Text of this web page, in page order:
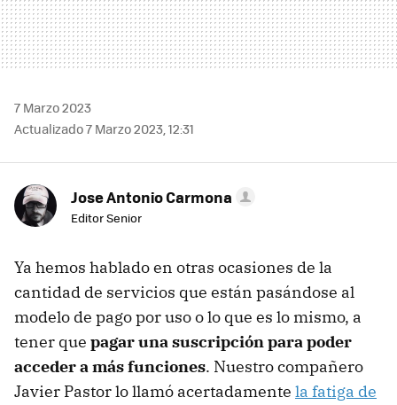
7 Marzo 2023
Actualizado 7 Marzo 2023, 12:31
Jose Antonio Carmona
Editor Senior
Ya hemos hablado en otras ocasiones de la
cantidad de servicios que están pasándose al
modelo de pago por uso o lo que es lo mismo, a
tener que pagar una suscripción para poder
acceder a más funciones. Nuestro compañero
Javier Pastor lo llamó acertadamente la fatiga de